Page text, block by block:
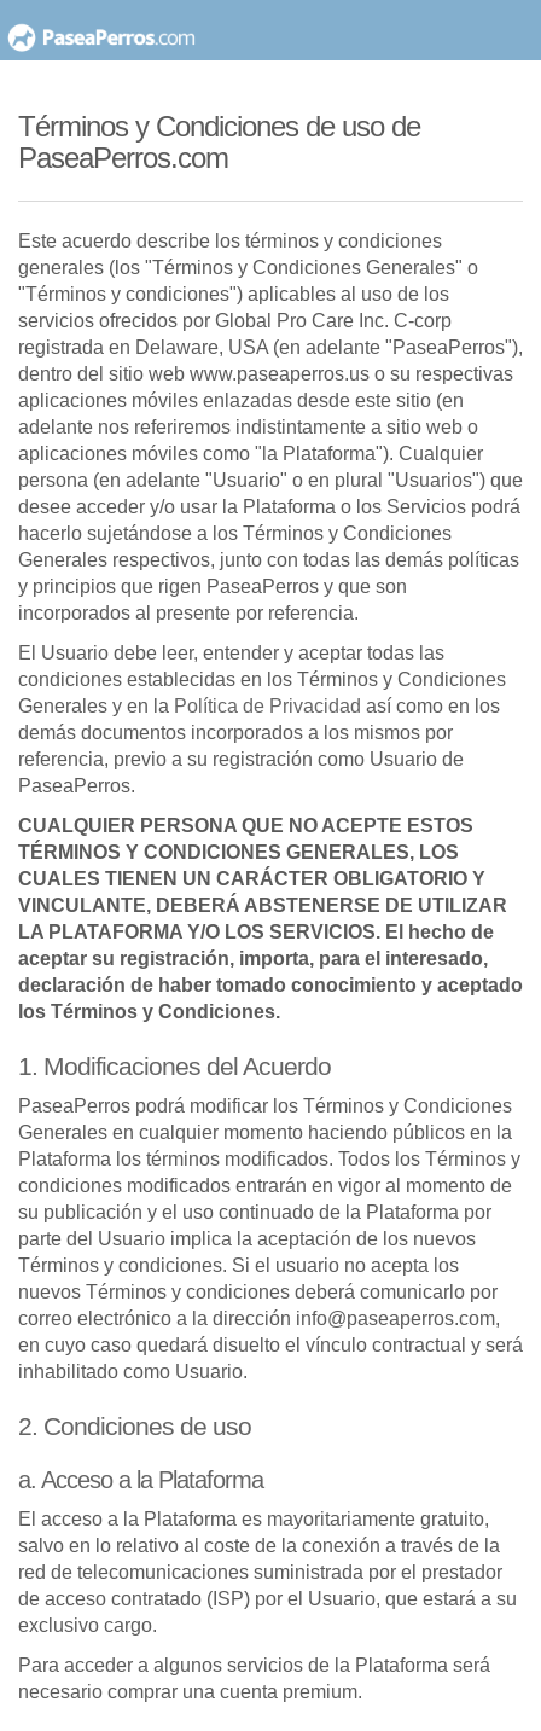
al
contenido
Términos y Condiciones de uso de
PaseaPerros.com
Este acuerdo describe los términos y condiciones
generales (los "Términos y Condiciones Generales" o
"Términos y condiciones") aplicables al uso de los
servicios ofrecidos por Global Pro Care Inc. C-corp
registrada en Delaware, USA (en adelante "PaseaPerros"),
dentro del sitio web www.paseaperros.us o su respectivas
aplicaciones móviles enlazadas desde este sitio (en
adelante nos referiremos indistintamente a sitio web o
aplicaciones móviles como "la Plataforma"). Cualquier
persona (en adelante "Usuario" o en plural "Usuarios") que
desee acceder y/o usar la Plataforma o los Servicios podrá
hacerlo sujetándose a los Términos y Condiciones
Generales respectivos, junto con todas las demás políticas
y principios que rigen PaseaPerros y que son
incorporados al presente por referencia.
El Usuario debe leer, entender y aceptar todas las
condiciones establecidas en los Términos y Condiciones
Generales y en la Política de Privacidad así como en los
demás documentos incorporados a los mismos por
referencia, previo a su registración como Usuario de
PaseaPerros.
CUALQUIER PERSONA QUE NO ACEPTE ESTOS
TÉRMINOS Y CONDICIONES GENERALES, LOS
CUALES TIENEN UN CARÁCTER OBLIGATORIO Y
VINCULANTE, DEBERÁ ABSTENERSE DE UTILIZAR
LA PLATAFORMA Y/O LOS SERVICIOS. El hecho de
aceptar su registración, importa, para el interesado,
declaración de haber tomado conocimiento y aceptado
los Términos y Condiciones.
1. Modificaciones del Acuerdo
PaseaPerros podrá modificar los Términos y Condiciones
Generales en cualquier momento haciendo públicos en la
Plataforma los términos modificados. Todos los Términos y
condiciones modificados entrarán en vigor al momento de
su publicación y el uso continuado de la Plataforma por
parte del Usuario implica la aceptación de los nuevos
Términos y condiciones. Si el usuario no acepta los
nuevos Términos y condiciones deberá comunicarlo por
correo electrónico a la dirección info@paseaperros.com,
en cuyo caso quedará disuelto el vínculo contractual y será
inhabilitado como Usuario.
2. Condiciones de uso
a. Acceso a la Plataforma
El acceso a la Plataforma es mayoritariamente gratuito,
salvo en lo relativo al coste de la conexión a través de la
red de telecomunicaciones suministrada por el prestador
de acceso contratado (ISP) por el Usuario, que estará a su
exclusivo cargo.
Para acceder a algunos servicios de la Plataforma será
necesario comprar una cuenta premium.